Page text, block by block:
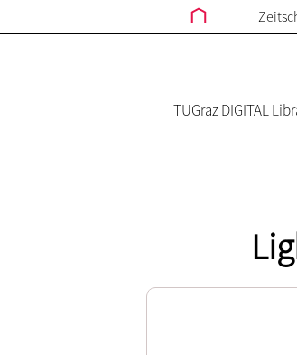
TUGraz DIGITAL